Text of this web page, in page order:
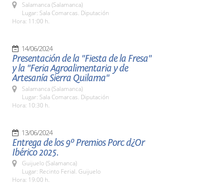
Salamanca (Salamanca)
Lugar: Sala Comarcas. Diputación
Hora: 11:00 h.
14/06/2024
Presentación de la "Fiesta de la Fresa"
y la "Feria Agroalimentaria y de
Artesanía Sierra Quilama"
Salamanca (Salamanca)
Lugar: Sala Comarcas. Diputación
Hora: 10:30 h.
13/06/2024
Entrega de los 9º Premios Porc d¿Or
Ibérico 2025.
Guijuelo (Salamanca)
Lugar: Recinto Ferial. Guijuelo
Hora: 19:00 h.